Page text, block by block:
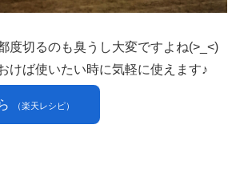
度切るのも臭うし大変ですよね(>_<)
けば使いたい時に気軽に使えます♪
（楽天レシピ）